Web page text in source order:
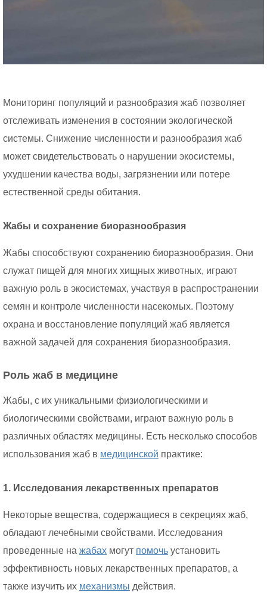
Мониторинг популяций и разнообразия жаб позволяет
отслеживать изменения в состоянии экологической
системы. Снижение численности и разнообразия жаб
может свидетельствовать о нарушении экосистемы,
ухудшении качества воды, загрязнении или потере
естественной среды обитания.
Жабы и сохранение биоразнообразия
Жабы способствуют сохранению биоразнообразия. Они
служат пищей для многих хищных животных, играют
важную роль в экосистемах, участвуя в распространении
семян и контроле численности насекомых. Поэтому
охрана и восстановление популяций жаб является
важной задачей для сохранения биоразнообразия.
Роль жаб в медицине
Жабы, с их уникальными физиологическими и
биологическими свойствами, играют важную роль в
различных областях медицины. Есть несколько способов
использования жаб в медицинской практике:
1. Исследования лекарственных препаратов
Некоторые вещества, содержащиеся в секрециях жаб,
обладают лечебными свойствами. Исследования
проведенные на жабах могут помочь установить
эффективность новых лекарственных препаратов, а
также изучить их механизмы действия.